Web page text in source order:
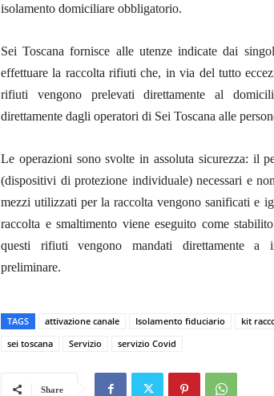
isolamento domiciliare obbligatorio.
Sei Toscana fornisce alle utenze indicate dai
effettuare la raccolta rifiuti che, in via del tutto
rifiuti vengono prelevati direttamente al
direttamente dagli operatori di Sei Toscana alle
Le operazioni sono svolte in assoluta sicurezza: il
(dispositivi di protezione individuale) necessari e
mezzi utilizzati per la raccolta vengono sanificati e
raccolta e smaltimento viene eseguito come
questi rifiuti vengono mandati direttamente a
preliminare.
TAGS attivazione canale Isolamento fiduciario kit
sei toscana
Servizio servizio Covid
Share